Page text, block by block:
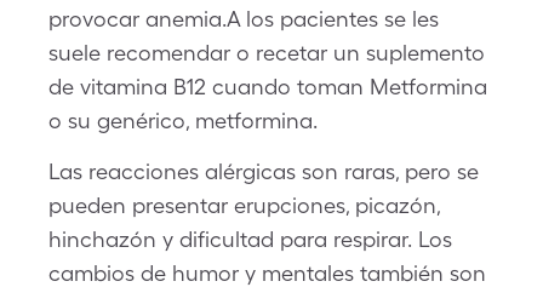
provocar anemia.A los pacientes se les
suele recomendar o recetar un suplemento
de vitamina B12 cuando toman Metformina
o su genérico, metformina.
Las reacciones alérgicas son raras, pero se
pueden presentar erupciones, picazón,
hinchazón y dificultad para respirar. Los
cambios de humor y mentales también son